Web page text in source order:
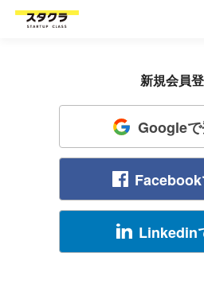
新規会員
Google
Linkedin